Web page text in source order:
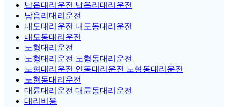
납읍대리운전 납읍리대리운전
납읍리대리운전
내도대리운전 내도동대리운전
내도동대리운전
노형대리운전
노형대리운전 노형동대리운전
노형대리운전 연동대리운전 노형동대리운전
노형동대리운전
대륜대리운전 대륜동대리운전
대리비용